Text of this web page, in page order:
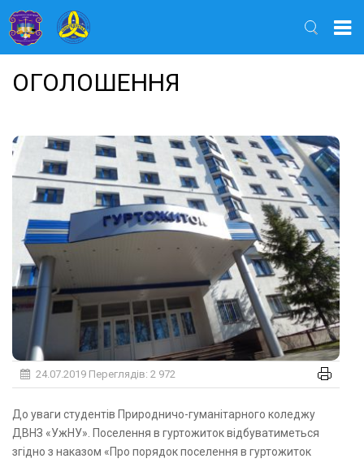
ОГОЛОШЕННЯ
24.07.2019 Переглядів: 2 972
До уваги студентів Природничо-гуманітарного коледжу
ДВНЗ «УжНУ». Поселення в гуртожиток відбуватиметься
згідно з наказом «Про порядок поселення в гуртожиток